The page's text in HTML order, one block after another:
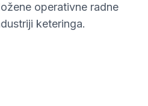
operativne radne
keteringa.